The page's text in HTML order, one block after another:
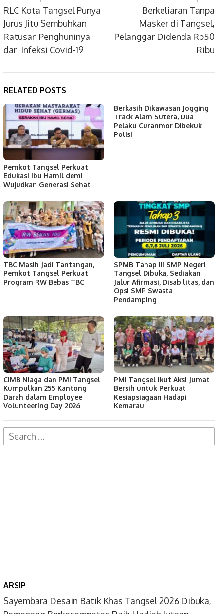
navigation
RLC Kota Tangsel Punya
Jurus Jitu Sembuhkan
Ratusan Penghuninya
dari Infeksi Covid-19
Berkeliaran Tanpa
Masker di Tangsel,
Pelanggar Didenda Rp50
Ribu
RELATED POSTS
Pemkot Tangsel Perkuat
Edukasi Ibu Hamil demi
Wujudkan Generasi Sehat
Berkasih Dikawasan Jogging
Track Alam Sutera, Dua
Pelaku Curanmor Dibekuk
Polisi
TBC Masih Jadi Tantangan,
Pemkot Tangsel Perkuat
Program RW Bebas TBC
SPMB Tahap III SMP Negeri
Tangsel Dibuka, Sediakan
Jalur Afirmasi, Disabilitas, dan
Opsi SMP Swasta
Pendamping
CIMB Niaga dan PMI Tangsel
Kumpulkan 255 Kantong
Darah dalam Employee
Volunteering Day 2026
PMI Tangsel Ikut Aksi Jumat
Bersih untuk Perkuat
Kesiapsiagaan Hadapi
Kemarau
Search
for:
ARSIP
Sayembara Desain Batik Khas Tangsel 2026 Dibuka,